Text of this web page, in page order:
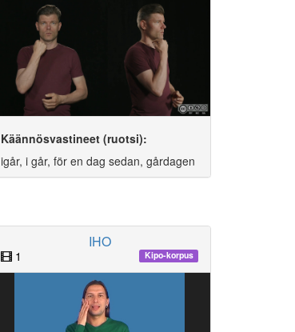
Käännösvastineet (ruotsi):
igår, i går, för en dag sedan, gårdagen
IHO
1 Kipo-korpus